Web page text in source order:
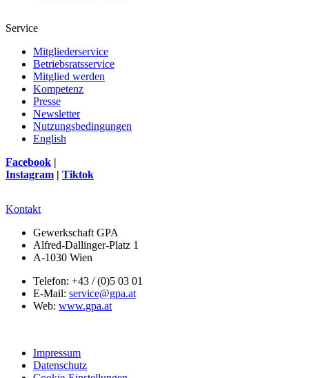
Service
Mitgliederservice
Betriebsratsservice
Mitglied werden
Kompetenz
Presse
Newsletter
Nutzungsbedingungen
English
Facebook |
Instagram | Tiktok
Kontakt
Gewerkschaft GPA
Alfred-Dallinger-Platz 1
A-1030 Wien
Telefon: +43 / (0)5 03 01
E-Mail: service@gpa.at
Web: www.gpa.at
Impressum
Datenschutz